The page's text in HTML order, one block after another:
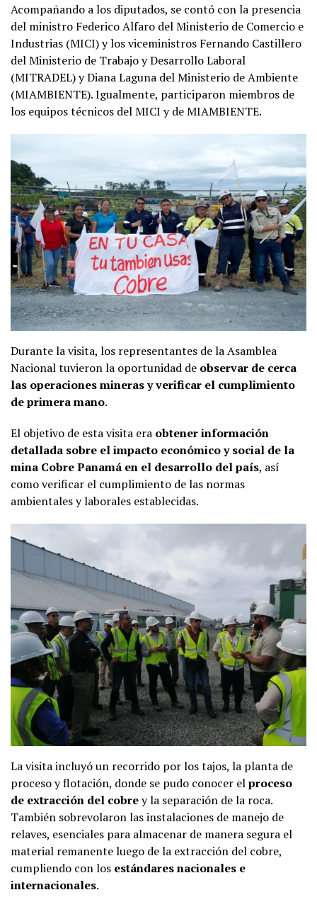
Acompañando a los diputados, se contó con la presencia
del ministro Federico Alfaro del Ministerio de Comercio e
Industrias (MICI) y los viceministros Fernando Castillero
del Ministerio de Trabajo y Desarrollo Laboral
(MITRADEL) y Diana Laguna del Ministerio de Ambiente
(MIAMBIENTE). Igualmente, participaron miembros de
los equipos técnicos del MICI y de MIAMBIENTE.
Durante la visita, los representantes de la Asamblea
Nacional tuvieron la oportunidad de observar de cerca
las operaciones mineras y verificar el cumplimiento
de primera mano.
El objetivo de esta visita era obtener información
detallada sobre el impacto económico y social de la
mina Cobre Panamá en el desarrollo del país, así
como verificar el cumplimiento de las normas
ambientales y laborales establecidas.
La visita incluyó un recorrido por los tajos, la planta de
proceso y flotación, donde se pudo conocer elproceso
de extracción del cobrey la separación de la roca.
También sobrevolaron las instalaciones de manejo de
relaves, esenciales para almacenar de manera segura el
material remanente luego de la extracción del cobre,
cumpliendo con los estándares nacionales e
internacionales.